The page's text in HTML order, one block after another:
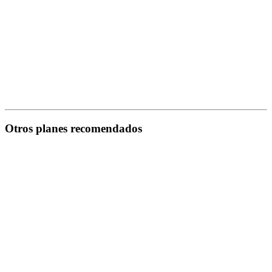
Otros planes recomendados